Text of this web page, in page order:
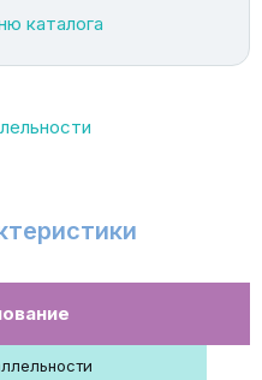
каталога